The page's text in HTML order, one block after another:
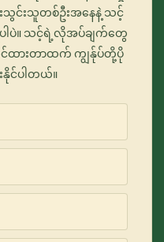
းသူတစ်ဦးအနေနဲ့ သင့်
ါပဲ။ သင့်ရဲ့လိုအပ်ချက်တွေ
င်ထားတာထက် ကျွန်ုပ်တို့ပို
နိုင်ပါတယ်။